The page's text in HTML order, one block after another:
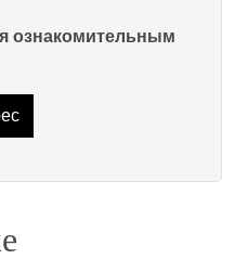
ознакомительным